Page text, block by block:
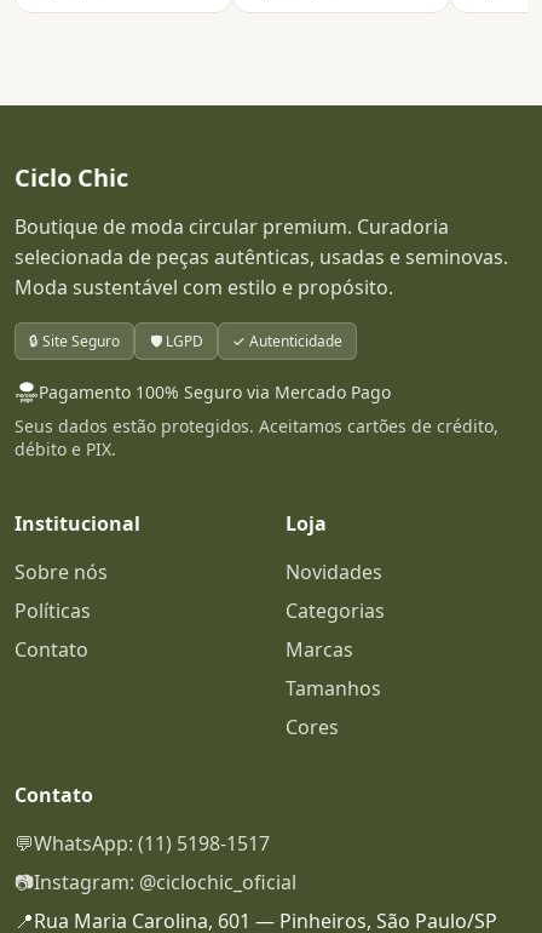
Ciclo Chic
Boutique de moda circular premium. Curadoria
selecionada de peças autênticas, usadas e seminovas.
Moda sustentável com estilo e propósito.
🔒 Site Seguro 🛡️ LGPD ✓ Autenticidade
Pagamento 100% Seguro via Mercado Pago
Seus dados estão protegidos. Aceitamos cartões de crédito,
débito e PIX.
Institucional
Sobre nós
Políticas
Contato
Loja
Novidades
Categorias
Marcas
Tamanhos
Cores
Contato
💬WhatsApp: (11) 5198-1517
📷Instagram: @ciclochic_oficial
📍Rua Maria Carolina, 601 — Pinheiros, São Paulo/SP